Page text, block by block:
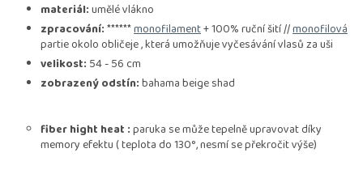
materiál:umělé vlákno
zpracování:******monofilament+ 100% ruční šití //monofilová
partie okolo obličeje , která umožňuje vyčesávání vlasů za uši
velikost: 54 - 56 cm
zobrazený odstín:bahama beige shad
fiber hight heat :paruka se může tepelněupravovat díky
memory efektu ( teplota do 130°, nesmí se překročit výše)